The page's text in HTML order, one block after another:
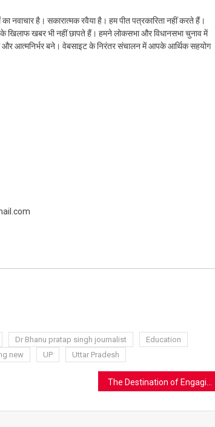
नवाचार है। सकारात्मक रवैया है। हम पीत पत्रकारिता नहीं करते हैं।
खिलाफ खबर भी नहीं छापते हैं। हमने लोकसभा और विधानसभा चुनाव में
और आत्मनिर्भर बने। वेबसाइट के निरंतर संचालन में आपके आर्थिक सहयोग
Dr Bhanu pratap singh journalist
Education
new UP Uttar Pradesh